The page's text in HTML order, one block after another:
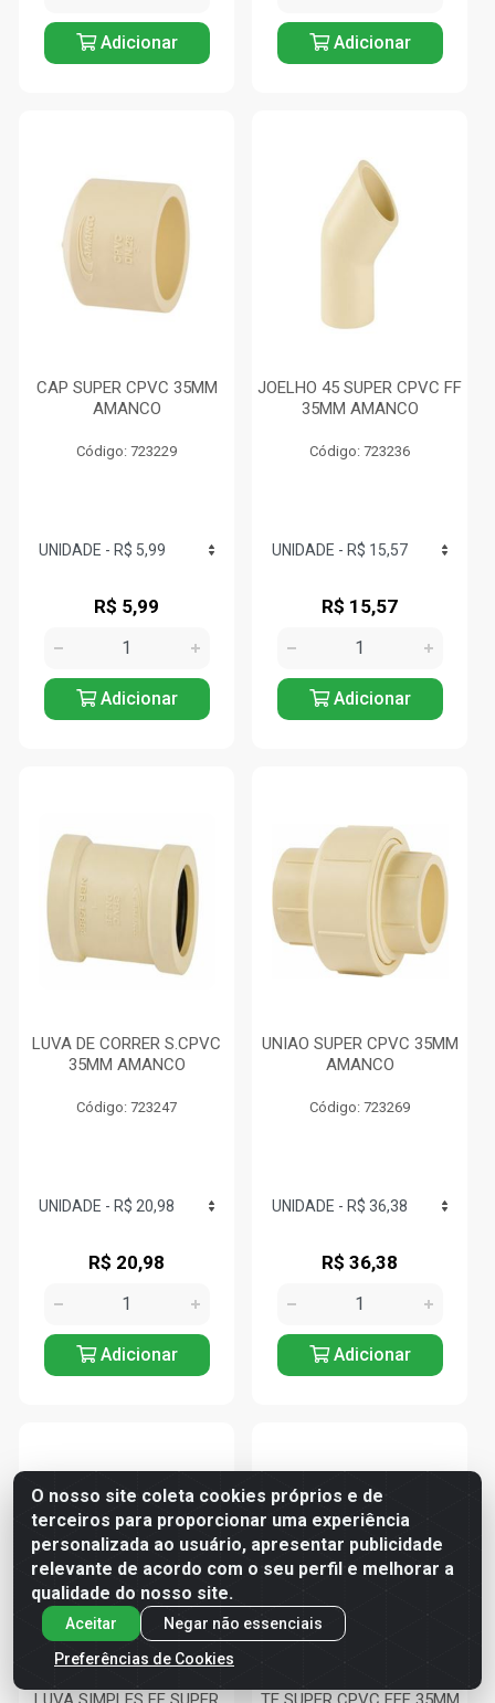
Adicionar Adicionar
CAP SUPER CPVC 35MM
AMANCO
Código: 723229
R$ 5,99
Adicionar
JOELHO 45 SUPER CPVC FF
35MM AMANCO
Código: 723236
R$ 15,57
Adicionar
LUVA DE CORRER S.CPVC
35MM AMANCO
Código: 723247
R$ 20,98
Adicionar
UNIAO SUPER CPVC 35MM
AMANCO
Código: 723269
R$ 36,38
Adicionar
O nosso site coleta cookies próprios e de
terceiros para proporcionar uma experiência
personalizada ao usuário, apresentar publicidade
relevante de acordo com o seu perfil e melhorar a
qualidade do nosso site.
Aceitar
Negar não essenciais
Preferências de Cookies